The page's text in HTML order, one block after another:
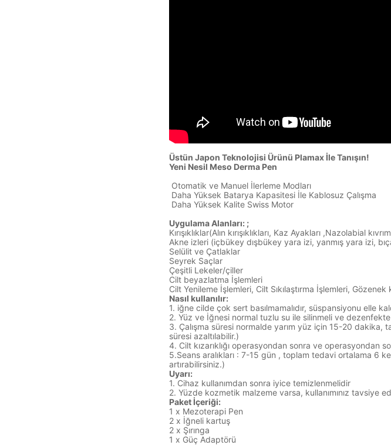
Üstün Japon Teknolojisi Ürünü Plamax İle Tanışın!
Yeni Nesil Meso Derma Pen
Otomatik ve Manuel İlerleme Modları
Daha Yüksek Batarya Kapasitesi İle Kablosuz Çalışma
Daha Yüksek Kalite Swiss Motor
Uygulama Alanları: ;
Kırışıklıklar(Alın kırışıklıkları, Kaz Ayakları ,Nazolabial
Akne izleri (içbükey dışbükey yara izi, yanmış yara izi,
Selülit ve Çatlaklar
Seyrek Saçlar
Çeşitli Lekeler/çiller
Cilt beyazlatma İşlemleri
Cilt Yenileme İşlemleri, Cilt Sıkılaştırma İşlemleri,
Nasıl kullanılır:
1. iğne cilde çok sert basılmamalıdır, süspansiyonu elle
2. Yüz ve İğnesi normal tuzlu su ile silinmeli ve
3. Çalışma süresi normalde yarım yüz için 15-20
süresi azaltılabilir.)
4. Cilt kızarıklığı operasyondan sonra ve operasyondan
5.Seans aralıkları : 7-15 gün , toplam tedavi ortalama 6
artırabilirsiniz.)
Uyarı:
1. Cihaz kullanımdan sonra iyice temizlenmelidir
2. Yüzde kozmetik malzeme varsa, kullanımınız tavsiye
Paket İçeriği:
1 x Mezoterapi Pen
2 x İğneli kartuş
2 x Şırınga
1 x Güç Adaptörü